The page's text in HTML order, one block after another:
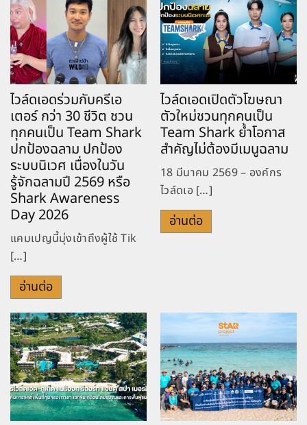
ไวล์ดเอดร่วมกับครีเอ
เตอร์ กว่า 30 ชีวิต ชวน
ทุกคนเป็น Team Shark
ปกป้องฉลาม ปกป้อง
ระบบนิเวศ เนื่องในวัน
รู้จักฉลามปี 2569 หรือ
Shark Awareness
Day 2026
แคมเปญนี้มุ่งเข้าถึงผู้ใช้ Tik
[…]
อ่านต่อ
ไวล์ดเอดเปิดตัวโฆษณา
ตัวใหม่ชวนทุกคนเป็น
Team Shark ย้ำโอกาส
สำคัญไม่ต้องมีเมนูฉลาม
18 มีนาคม 2569 – องค์กร
ไวล์ดเอ […]
อ่านต่อ